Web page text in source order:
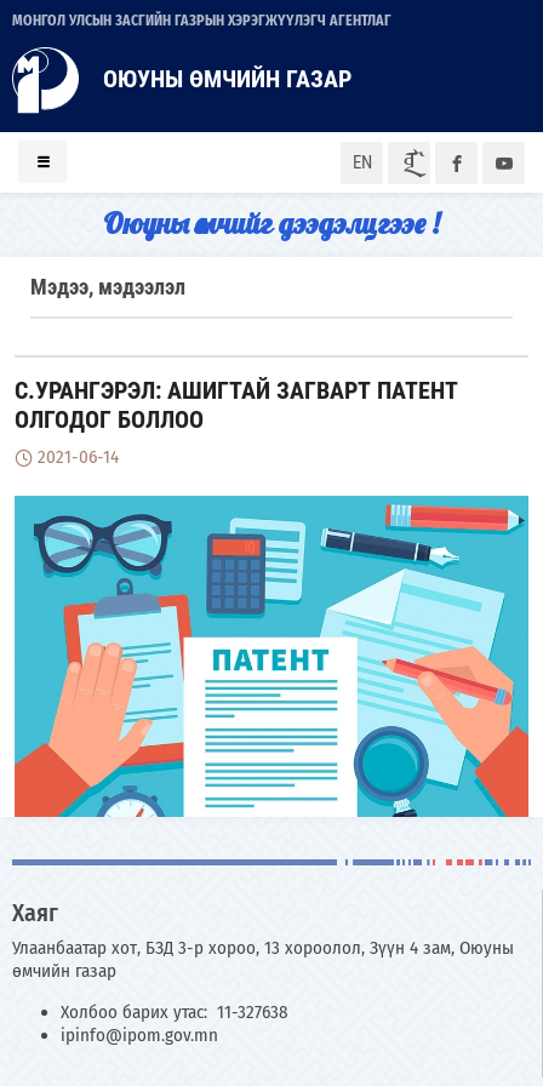
МОНГОЛ УЛСЫН ЗАСГИЙН ГАЗРЫН ХЭРЭГЖҮҮЛЭГЧ АГЕНТЛАГ
ОЮУНЫ ӨМЧИЙН ГАЗАР
EN ᠮᠣᠨ
Оюуны өмчийг дээдэлцгээе !
Мэдээ, мэдээлэл
С.УРАНГЭРЭЛ: АШИГТАЙ ЗАГВАРТ ПАТЕНТ
ОЛГОДОГ БОЛЛОО
2021-06-14
Хаяг
Улаанбаатар хот, БЗД 3-р хороо, 13 хороолол, Зүүн 4 зам, Оюуны
өмчийн газар
Холбоо барих утас: 11-327638
ipinfo@ipom.gov.mn